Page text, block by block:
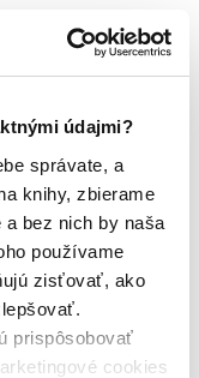
údajmi?
správate, a
knihy, zbierame
bez nich by naša
používame
zisťovať, ako
prispôsobovať
cookies
dostupná (bez
- výborný stav
čítaná - mierne